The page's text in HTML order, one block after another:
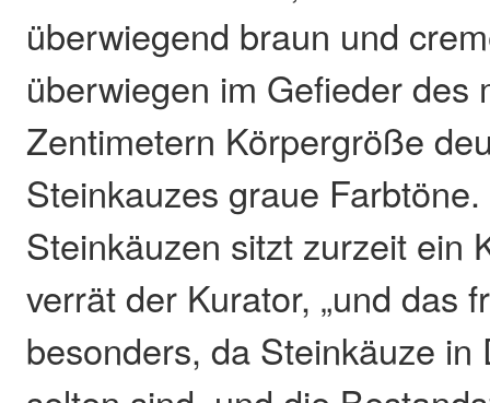
überwiegend braun und
überwiegen im Gefieder des
Zentimetern Körpergröße
Steinkauzes graue
Steinkäuzen sitzt zurzeit ein
verrät der Kurator, „und das
besonders, da Steinkäuze in